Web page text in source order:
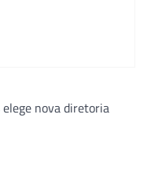
nova diretoria